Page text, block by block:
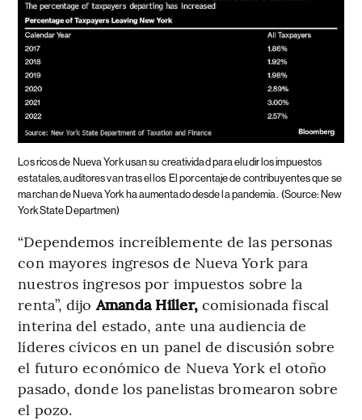
Los ricos de Nueva York usan su creatividad para eludir los impuestos
estatales, auditores van tras ellos El porcentaje de contribuyentes que se
marchan de Nueva York ha aumentado desde la pandemia. (Source: New
York State Departmen)
“Dependemos increíblemente de las personas
con mayores ingresos de Nueva York para
nuestros ingresos por impuestos sobre la
renta”, dijoAmanda Hiller, comisionada fiscal
interina del estado, ante una audiencia de
líderes cívicos en un panel de discusión sobre
el futuro económico de Nueva York el otoño
pasado, donde los panelistas bromearon sobre
el pozo.